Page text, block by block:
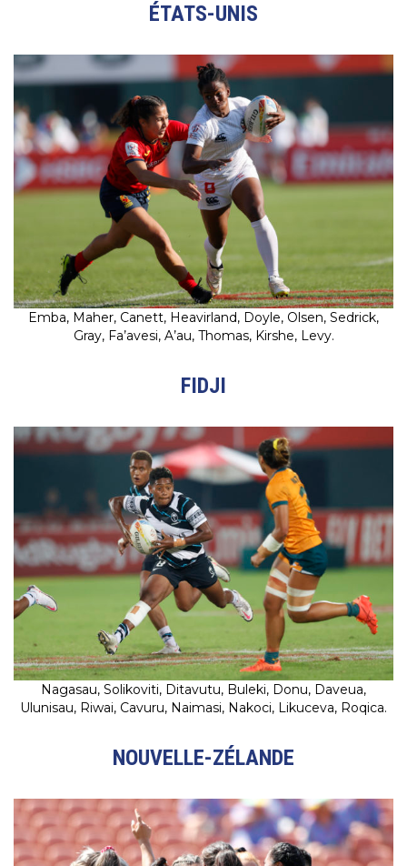
ÉTATS-UNIS
Emba, Maher, Canett, Heavirland, Doyle, Olsen, Sedrick,
Gray, Fa’avesi, A’au, Thomas, Kirshe, Levy.
FIDJI
Nagasau, Solikoviti, Ditavutu, Buleki, Donu, Daveua,
Ulunisau, Riwai, Cavuru, Naimasi, Nakoci, Likuceva, Roqica.
NOUVELLE-ZÉLANDE